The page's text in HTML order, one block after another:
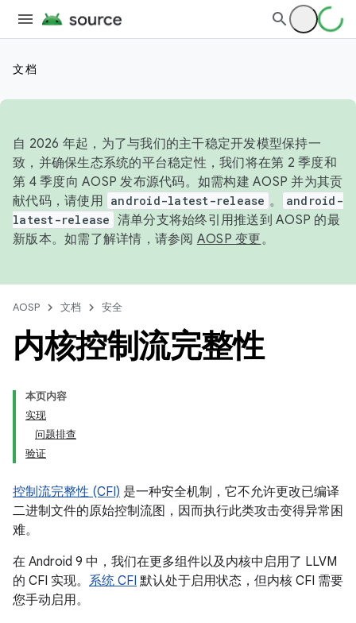
文档
自 2026 年起，为了与我们的主干稳定开发模型保持一
致，并确保生态系统的平台稳定性，我们将在第 2 季度和
第 4 季度向 AOSP 发布源代码。如需构建 AOSP 并为其贡
献代码，请使用 android-latest-release 。
android-
latest-release 清单分支将始终引用推送到 AOSP 的最
新版本。如需了解详情，请参阅 AOSP 变更。
AOSP 文档 安全
内核控制流完整性
本页内容
实现
问题排查
验证
控制流完整性 (CFI) 是一种安全机制，它不允许更改已编译
二进制文件的原始控制流图，因而执行此类攻击变得异常困
难。
在 Android 9 中，我们在更多组件以及内核中启用了 LLVM
的 CFI 实现。 系统 CFI 默认处于启用状态，但内核 CFI 需要
您手动启用。